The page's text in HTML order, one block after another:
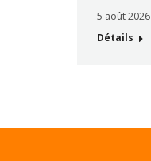
5 août 2026
Détails